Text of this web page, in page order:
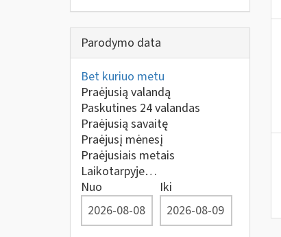
Parodymo data
Bet kuriuo metu
Praėjusią valandą
Paskutines 24 valandas
Praėjusią savaitę
Praėjusį mėnesį
Praėjusiais metais
Laikotarpyje…
Nuo
Iki